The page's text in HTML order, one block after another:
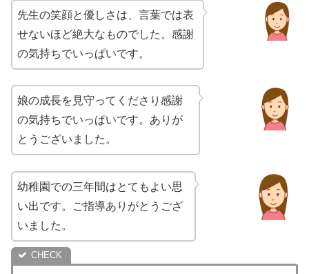
先生の笑顔と優しさは、言葉では表
せないほど絶大なものでした。感謝
の気持ちでいっぱいです。
娘の成長を見守ってくださり感謝
の気持ちでいっぱいです。ありが
とうございました。
幼稚園での三年間はとてもよい思
い出です。ご指導ありがとうござ
いました。